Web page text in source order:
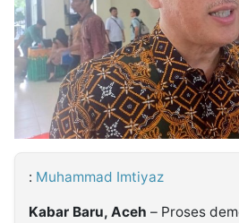
NTB
Time
IDN
Jogja
Rakyat
News
Notice
Baru
Follow
Kabarbaru
: Muhammad Imtiyaz
Kabar Baru, Aceh – Proses